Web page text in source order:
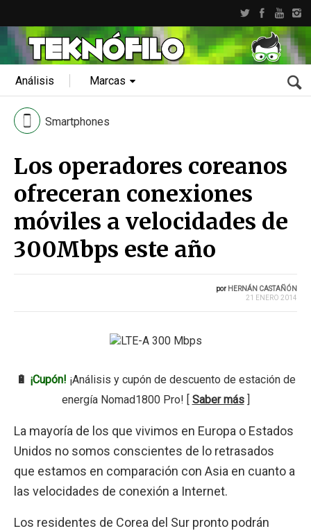
Análisis Marcas
Smartphones
Los operadores coreanos
ofreceran conexiones
móviles a velocidades de
300Mbps este año
por HERNÁN CASTAÑÓN
21 ENERO 2014
🔋 ¡Cupón! ¡Análisis y cupón de descuento de estación de
energía Nomad1800 Pro! [ Saber más]
La mayoría de los que vivimos en Europa o Estados
Unidos no somos conscientes de lo retrasados
que estamos en comparación con Asia en cuanto a
las velocidades de conexión a Internet.
Los residentes de Corea del Sur pronto podrán